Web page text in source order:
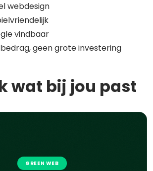
webdesign
vindbaar
geen grote investering
wat bij jou past
GREEN WEB